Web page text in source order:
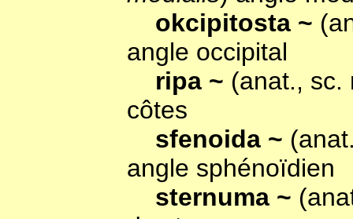
okcipitosta ~
angle occipital
ripa ~ (anat.,
côtes
sfenoida ~
angle sphénoïdien
sternuma ~